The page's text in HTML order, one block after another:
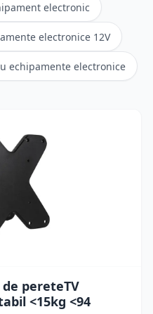
electronic
electronice 12V
echipamente electronice
pereteTV
<15kg <94